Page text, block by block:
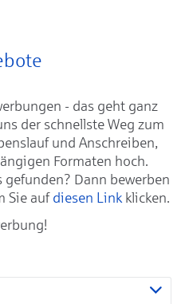
- das geht ganz
der schnellste Weg zum
und Anschreiben,
Formaten hoch.
gefunden? Dann bewerben
Sie auf diesen Linkklicken.